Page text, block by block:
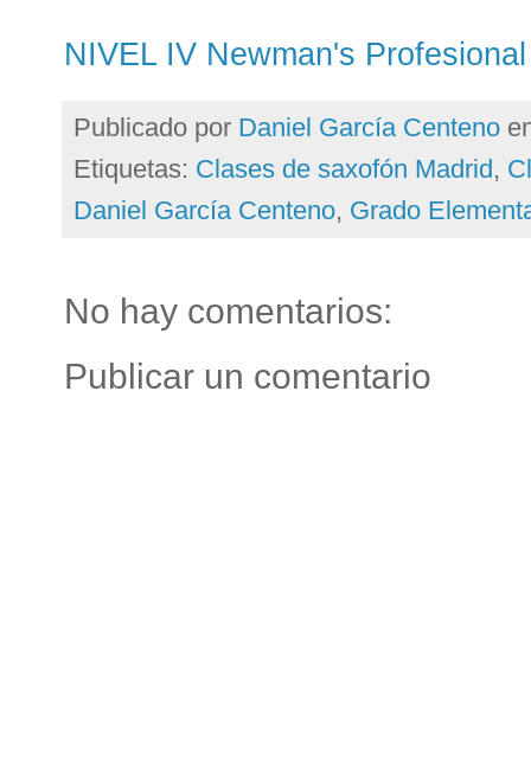
NIVEL IV Newman's Profesional
Publicado por Daniel García Centeno
Etiquetas: Clases de saxofón Madrid,
Daniel García Centeno, Grado
No hay comentarios:
Publicar un comentario